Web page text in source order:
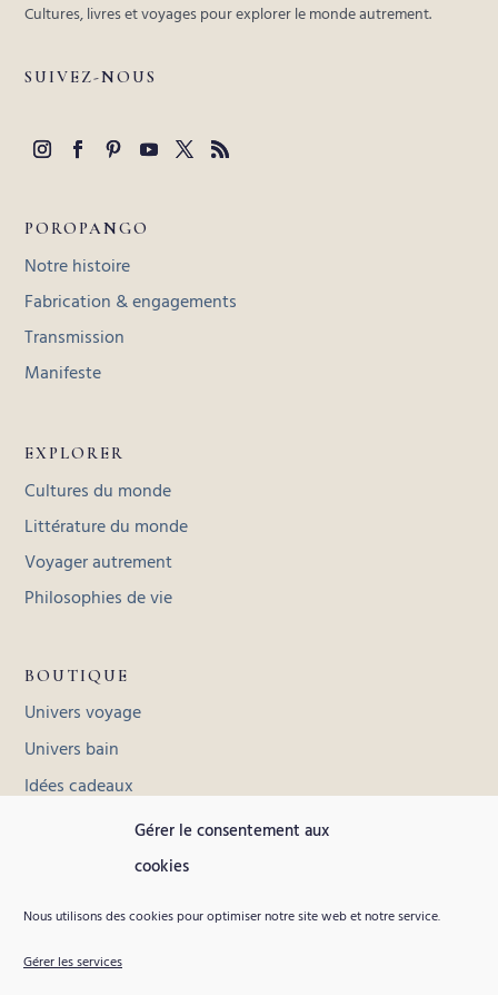
Gérer le consentement aux
cookies
Nous utilisons des cookies pour optimiser notre site web et notre service.
Gérer les services
Cultures, livres et voyages pour explorer le monde autrement.
SUIVEZ-NOUS
POROPANGO
Notre histoire
Fabrication & engagements
Transmission
Manifeste
EXPLORER
Cultures du monde
Littérature du monde
Voyager autrement
Philosophies de vie
BOUTIQUE
Univers voyage
Univers bain
Idées cadeaux
Toutes les collections
Contact
Livraison et retours